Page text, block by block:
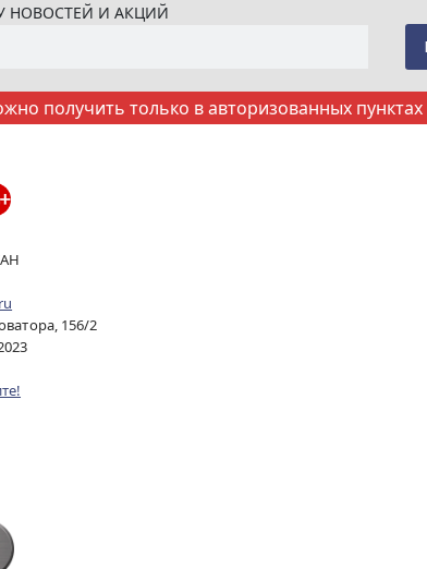
НОВОСТЕЙ И АКЦИЙ
получить только в авторизованных
156/2